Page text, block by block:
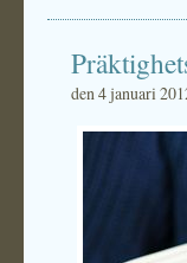
den 4 januari